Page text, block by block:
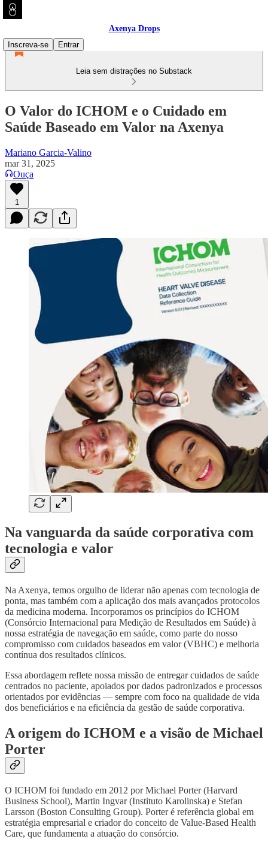
Axenya Drops
Inscreva-se
Entrar
Leia sem distrações no Substack
O Valor do ICHOM e o Cuidado em
Saúde Baseado em Valor na Axenya
Mariano Garcia-Valino
mar 31, 2025
Ouça
1
Na vanguarda da saúde corporativa com
tecnologia e valor
Na Axenya, temos orgulho de liderar não apenas com tecnologia de
ponta, mas também com a aplicação dos mais avançados protocolos
da medicina moderna. Incorporamos os princípios do ICHOM
(Consórcio Internacional para Medição de Resultados em Saúde) à
nossa estratégia de navegação em saúde, como parte do nosso
compromisso com cuidados baseados em valor (VBHC) e melhoria
contínua dos resultados clínicos.
Essa abordagem reflete nossa missão de entregar cuidados de saúde
centrados no paciente, apoiados por dados padronizados e processos
orientados por evidências — sempre com foco na qualidade de vida
dos beneficiários e na eficiência da gestão de saúde corporativa.
A origem do ICHOM e a visão de Michael
Porter
O ICHOM foi fundado em 2012 por Michael Porter (Harvard
Business School), Martin Ingvar (Instituto Karolinska) e Stefan
Larsson (Boston Consulting Group). Porter é referência global em
estratégia empresarial e criador do conceito de Value-Based Health
Care, que fundamenta a atuação do consórcio.